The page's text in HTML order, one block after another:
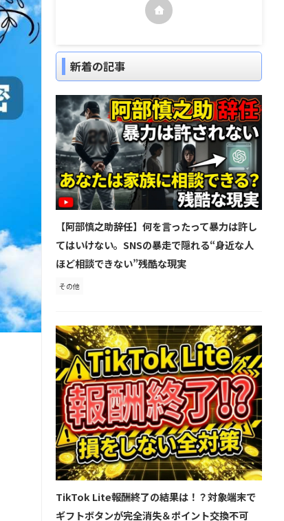
新着の記事
【阿部慎之助辞任】何を言ったって暴力は許し
てはいけない。SNSの暴走で隠れる“身近な人
ほど相談できない”残酷な現実
その他
TikTok Lite報酬終了の結果は！？対象端末で
ギフトボタンが完全消失＆ポイント交換不可